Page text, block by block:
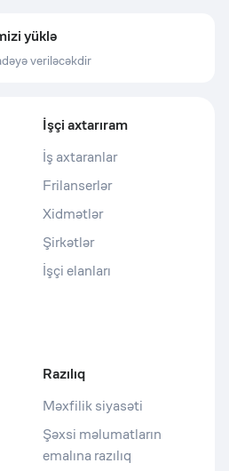
yüklə
veriləcəkdir
İşçi axtarıram
İş axtaranlar
Frilanserlər
Xidmətlər
Şirkətlər
İşçi elanları
Razılıq
Məxfilik siyasəti
Şəxsi məlumatların
emalına razılıq